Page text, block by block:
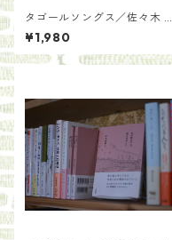
タゴールソングス／佐々木 美
佳
¥1,980